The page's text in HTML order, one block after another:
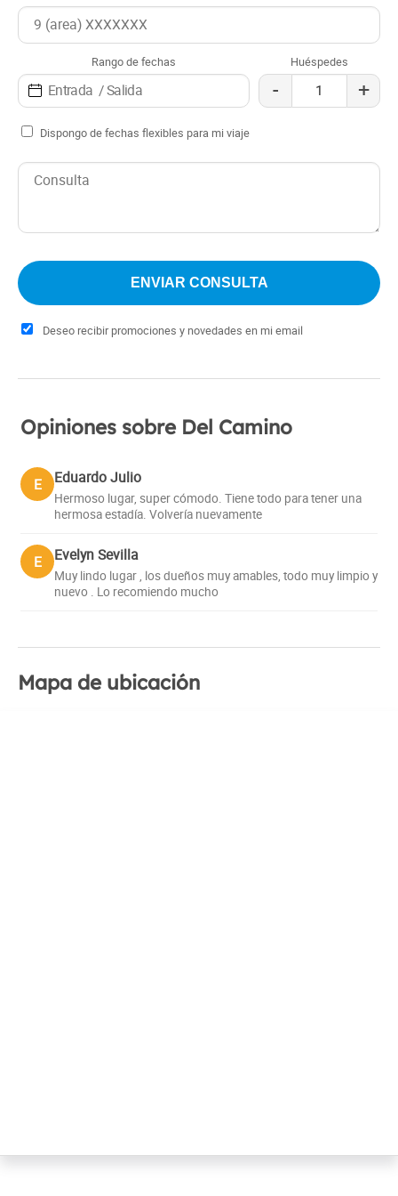
sea para una corta escapada o una estadía más larga,
este alojamiento es el refugio ideal para quienes desean
explorar la región de Zapala y sus alrededores,
disfrutando de un ambiente cómodo y hogareño.
Rango de fechas Huéspedes
- +
Dispongo de fechas flexibles para mi viaje
Deseo recibir promociones y novedades en mi email
Opiniones sobre Del Camino
E Eduardo Julio
Hermoso lugar, super cómodo. Tiene todo para tener una
hermosa estadía. Volvería nuevamente
E Evelyn Sevilla
Muy lindo lugar , los dueños muy amables, todo muy limpio y
nuevo . Lo recomiendo mucho
Mapa de ubicación